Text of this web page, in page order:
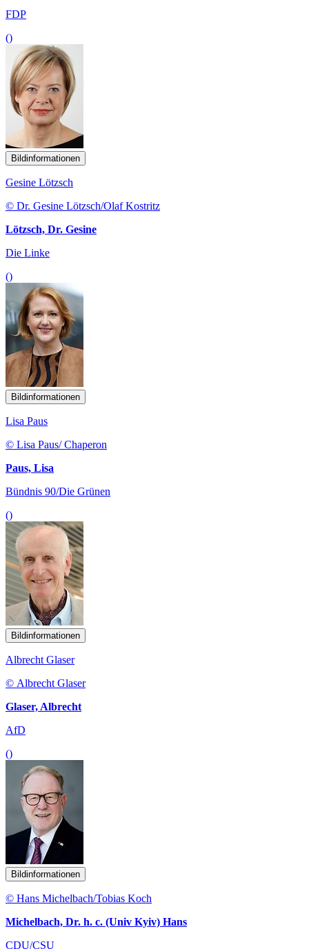
FDP
()
Bildinformationen
Gesine Lötzsch
© Dr. Gesine Lötzsch/Olaf Kostritz
Lötzsch, Dr. Gesine
Die Linke
()
Bildinformationen
Lisa Paus
© Lisa Paus/ Chaperon
Paus, Lisa
Bündnis 90/Die Grünen
()
Bildinformationen
Albrecht Glaser
© Albrecht Glaser
Glaser, Albrecht
AfD
()
Bildinformationen
© Hans Michelbach/Tobias Koch
Michelbach, Dr. h. c. (Univ Kyiv) Hans
CDU/CSU